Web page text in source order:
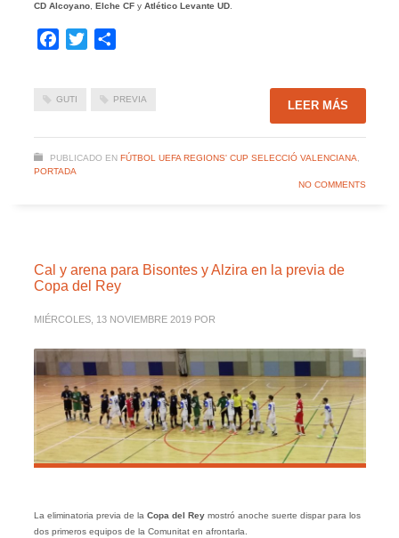
CD Alcoyano, Elche CFy Atlético Levante UD.
Facebook
Twitter
GUTI PREVIA LEER MÁS
PUBLICADO EN FÚTBOL UEFA REGIONS' CUP SELECCIÓ VALENCIANA
PORTADA
NO COMMENTS
Cal y arena para Bisontes y Alzira en la previa de
Copa del Rey
MIÉRCOLES, 13 NOVIEMBRE 2019 POR
La eliminatoria previa de la Copa del Reymostró anoche suerte dispar para los
dos primeros equipos de la Comunitat en afrontarla.